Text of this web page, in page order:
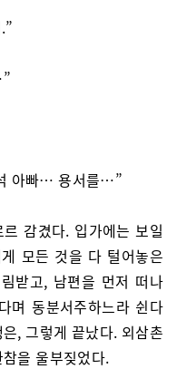
아빠… 용서를…”
감겼다. 입가에는 보일
모든 것을 다 털어놓은
받고, 남편을 먼저 떠나
며 동분서주하느라 쉰다
, 그렇게 끝났다. 외삼촌
을 울부짖었다.